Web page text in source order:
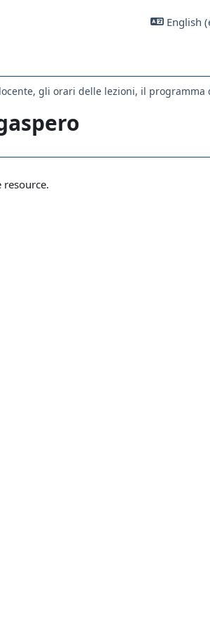
English
gli orari delle lezioni, il programma